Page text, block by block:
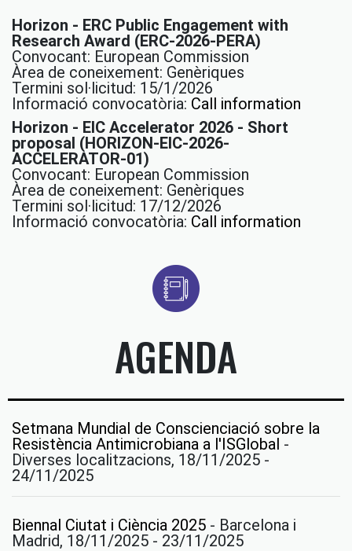
Horizon - ERC Public Engagement with
Research Award (ERC-2026-PERA)
Convocant: European Commission
Àrea de coneixement: Genèriques
Termini sol·licitud: 15/1/2026
Informació convocatòria: Call information
Horizon - EIC Accelerator 2026 - Short
proposal (HORIZON-EIC-2026-
ACCELERATOR-01)
Convocant: European Commission
Àrea de coneixement: Genèriques
Termini sol·licitud: 17/12/2026
Informació convocatòria: Call information
AGENDA
Setmana Mundial de Conscienciació sobre la
Resistència Antimicrobiana a l'ISGlobal -
Diverses localitzacions, 18/11/2025 -
24/11/2025
Biennal Ciutat i Ciència 2025 - Barcelona i
Madrid, 18/11/2025 - 23/11/2025